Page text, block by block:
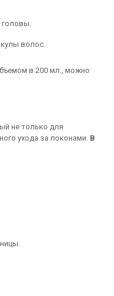
волос.
в 200 мл., можно
не только для
ухода за локонами. В